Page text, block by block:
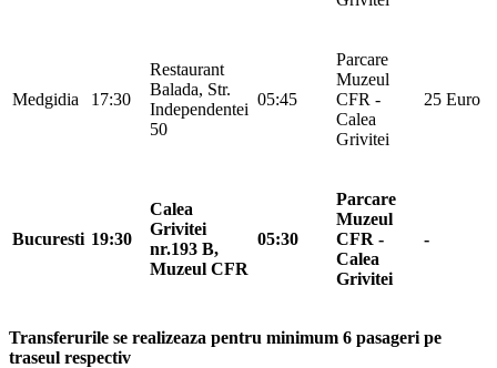
Medgidia 17:30
Restaurant
Balada, Str.
Independentei
50
05:45
Parcare
Muzeul
CFR -
Calea
Grivitei
25 Euro
Bucuresti 19:30
Calea
Grivitei
nr.193 B,
Muzeul CFR
05:30
Parcare
Muzeul
CFR -
Calea
Grivitei
-
Transferurile se realizeaza pentru minimum 6 pasageri pe
traseul respectiv